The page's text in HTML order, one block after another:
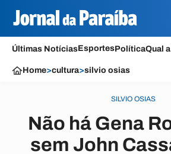
Últimas NotíciasEsportesPolíticaQual
Home>cultura>silvio osias
SILVIO OSIAS
Não há Gena
sem John